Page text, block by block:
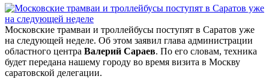
Московские трамваи и троллейбусы поступят в Саратов уже
на следующей неделе. Об этом заявил глава администрации
областного центра Валерий Сараев. По его словам, техника
будет передана нашему городу во время визита в Москву
саратовской делегации.